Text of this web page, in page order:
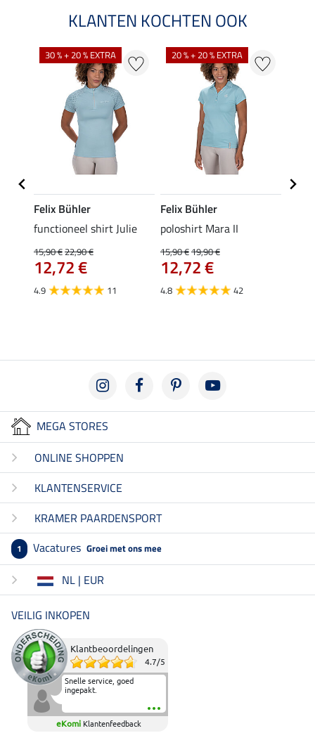
KLANTEN KOCHTEN OOK
30 % + 20 % EXTRA
Felix Bühler
functioneel shirt Julie
15,90 €22,90 €
12,72 €
4.9 11
20 % + 20 % EXTRA
Felix Bühler
poloshirt Mara II
15,90 €19,90 €
12,72 €
4.8 42
MEGA STORES
ONLINE SHOPPEN
KLANTENSERVICE
KRAMER PAARDENSPORT
1 Vacatures Groei met ons mee
NL | EUR
VEILIG INKOPEN
Klantbeoordelingen
4.7/5
Snelle service, goed
ingepakt.
eKomi Klantenfeedback